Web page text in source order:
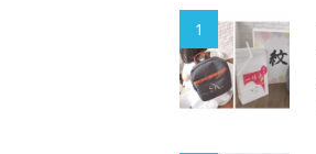
1